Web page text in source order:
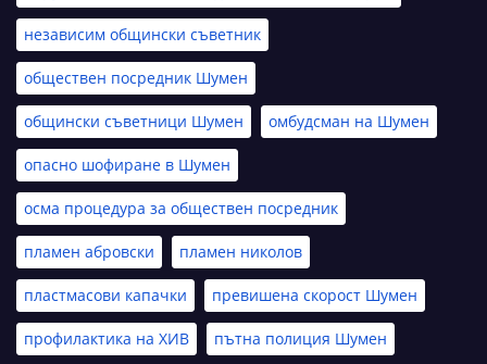
независим общински съветник
обществен посредник Шумен
общински съветници Шумен омбудсман на Шумен
опасно шофиране в Шумен
осма процедура за обществен посредник
пламен абровски пламен николов
пластмасови капачки превишена скорост Шумен
профилактика на ХИВ пътна полиция Шумен